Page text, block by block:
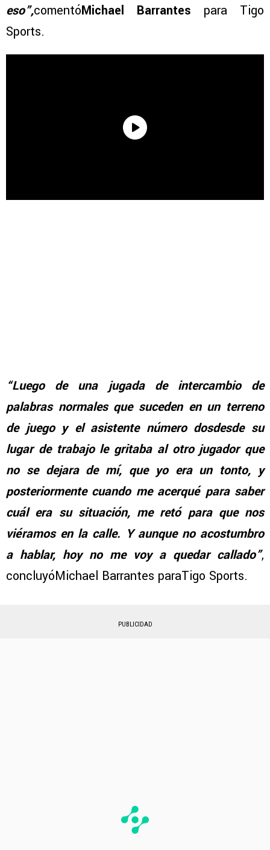
eso”,comentóMichael Barrantes para Tigo
Sports.
“Luego de una jugada de intercambio de
palabras normales que suceden en un terreno
de juego y el asistente número dosdesde su
lugar de trabajo le gritaba al otro jugador que
no se dejara de mí, que yo era un tonto, y
posteriormente cuando me acerqué para saber
cuál era su situación, me retó para que nos
viéramos en la calle. Y aunque no acostumbro
a hablar, hoy no me voy a quedar callado”,
concluyóMichael Barrantes paraTigo Sports.
PUBLICIDAD